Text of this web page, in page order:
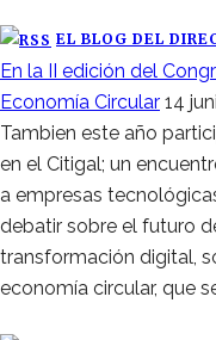
EL BLOG DEL
En la II edición del
Economía Circular 14
Tambien este año
en el Citigal; un
a empresas
debatir sobre el futuro
transformación digital,
economía circular, que